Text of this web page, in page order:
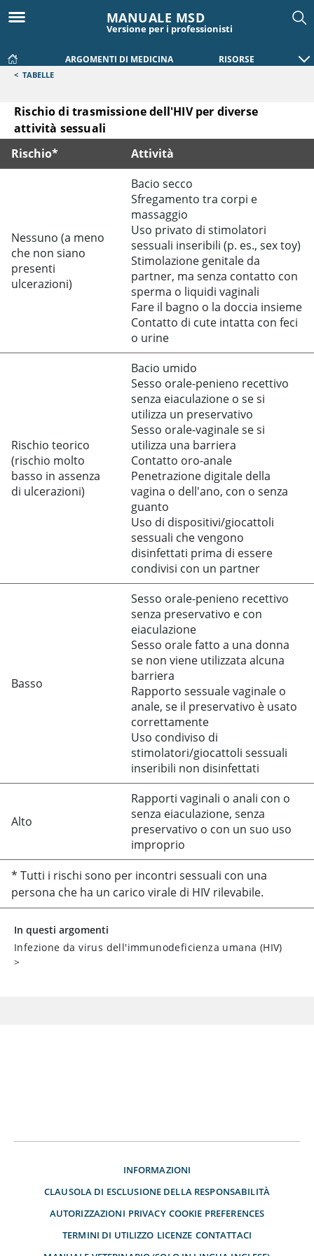
MANUALE MSD
Versione per i professionisti
ARGOMENTI DI MEDICINA RISORSE
< TABELLE
Rischio di trasmissione dell'HIV per diverse
attività sessuali
Rischio di trasmissione dell'HIV per diverse attività sessuali
Rischio* Attività
Nessuno (a meno
che non siano
presenti
ulcerazioni)
Bacio secco
Sfregamento tra corpi e
massaggio
Uso privato di stimolatori
sessuali inseribili (p. es., sex toy)
Stimolazione genitale da
partner, ma senza contatto con
sperma o liquidi vaginali
Fare il bagno o la doccia insieme
Contatto di cute intatta con feci
o urine
Rischio teorico
(rischio molto
basso in assenza
di ulcerazioni)
Bacio umido
Sesso orale-penieno recettivo
senza eiaculazione o se si
utilizza un preservativo
Sesso orale-vaginale se si
utilizza una barriera
Contatto oro-anale
Penetrazione digitale della
vagina o dell'ano, con o senza
guanto
Uso di dispositivi/giocattoli
sessuali che vengono
disinfettati prima di essere
condivisi con un partner
Basso
Sesso orale-penieno recettivo
senza preservativo e con
eiaculazione
Sesso orale fatto a una donna
se non viene utilizzata alcuna
barriera
Rapporto sessuale vaginale o
anale, se il preservativo è usato
correttamente
Uso condiviso di
stimolatori/giocattoli sessuali
inseribili non disinfettati
Alto
Rapporti vaginali o anali con o
senza eiaculazione, senza
preservativo o con un suo uso
improprio
* Tutti i rischi sono per incontri sessuali con una
persona che ha un carico virale di HIV rilevabile.
In questi argomenti
Infezione da virus dell'immunodeficienza umana (HIV)
>
INFORMAZIONI
CLAUSOLA DI ESCLUSIONE DELLA RESPONSABILITÀ
AUTORIZZAZIONI PRIVACY COOKIE PREFERENCES
TERMINI DI UTILIZZO LICENZE CONTATTACI